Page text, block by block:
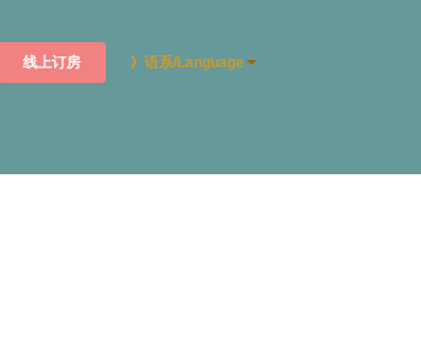
线上订房 》语系/Language